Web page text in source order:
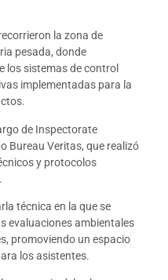
la zona de
pesada, donde
los sistemas de control
implementadas para la
de Inspectorate
Bureau Veritas, que realizó
y protocolos
técnica en la que se
evaluaciones ambientales
promoviendo un espacio
los asistentes.